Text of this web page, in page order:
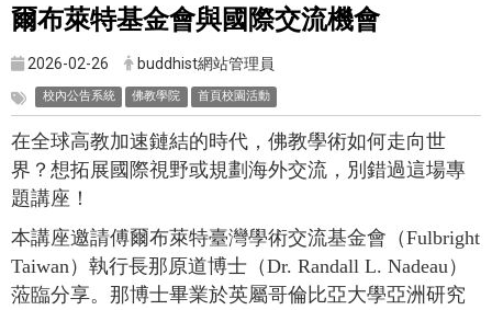
爾布萊特基金會與國際交流機會
2026-02-26 buddhist網站管理員
校內公告系統 佛教學院 首頁校園活動
在全球高教加速鏈結的時代，佛教學術如何走向世
界？想拓展國際視野或規劃海外交流，別錯過這場專
題講座！
本講座邀請傅爾布萊特臺灣學術交流基金會（Fulbright
Taiwan）執行長那原道博士（Dr. Randall L. Nadeau）
蒞臨分享。那博士畢業於英屬哥倫比亞大學亞洲研究